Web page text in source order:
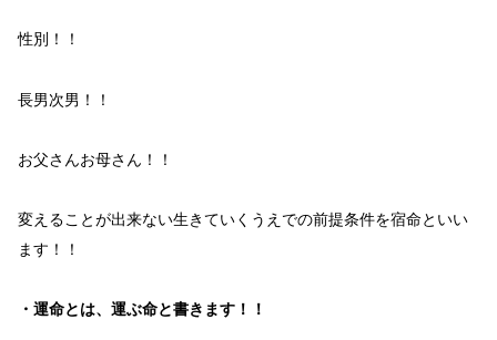
性別！！
長男次男！！
お父さんお母さん！！
変えることが出来ない生きていくうえでの前提条件を宿命といい
ます！！
・ 運命とは、運ぶ命と書きます！！